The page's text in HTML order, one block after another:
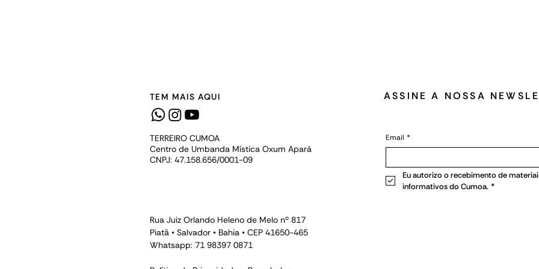
TEM MAIS AQUI
TERREIRO CUMOA
Centro de Umbanda Mística Oxum Apará
CNPJ: 47.158.656/0001-09
ASSINE A NOSSA
Email *
Eu autorizo o recebimento de
informativos do Cumoa. *
Rua Juiz Orlando Heleno de Melo nº 817
Piatã • Salvador • Bahia • CEP 41650-465
Whatsapp: 71 98397 0871